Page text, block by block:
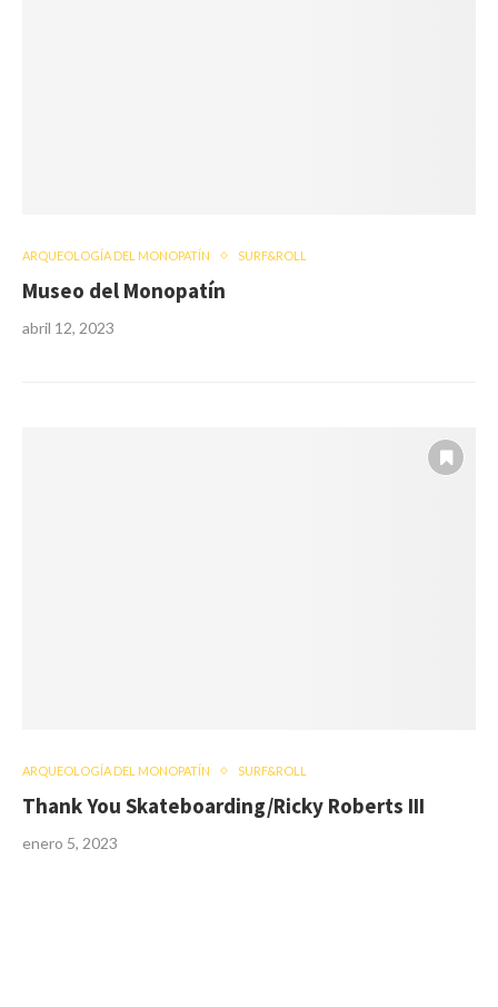
ARQUEOLOGÍA DEL MONOPATÍN SURF&ROLL
Museo del Monopatín
abril 12, 2023
ARQUEOLOGÍA DEL MONOPATÍN SURF&ROLL
Thank You Skateboarding/Ricky Roberts III
enero 5, 2023